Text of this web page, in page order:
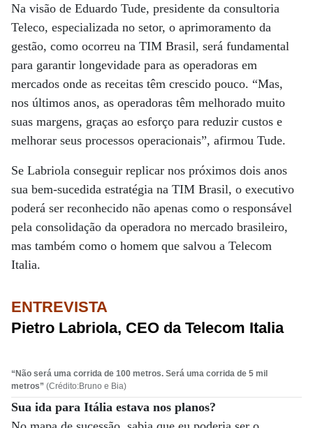
Na visão de Eduardo Tude, presidente da consultoria
Teleco, especializada no setor, o aprimoramento da
gestão, como ocorreu na TIM Brasil, será fundamental
para garantir longevidade para as operadoras em
mercados onde as receitas têm crescido pouco. “Mas,
nos últimos anos, as operadoras têm melhorado muito
suas margens, graças ao esforço para reduzir custos e
melhorar seus processos operacionais”, afirmou Tude.
Se Labriola conseguir replicar nos próximos dois anos
sua bem-sucedida estratégia na TIM Brasil, o executivo
poderá ser reconhecido não apenas como o responsável
pela consolidação da operadora no mercado brasileiro,
mas também como o homem que salvou a Telecom
Italia.
ENTREVISTA
Pietro Labriola, CEO da Telecom Italia
“Não será uma corrida de 100 metros. Será uma corrida de 5 mil
metros” (Crédito:Bruno e Bia)
Sua ida para Itália estava nos planos?